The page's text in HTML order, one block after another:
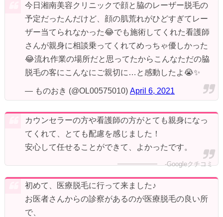
今日湘南美容クリニックで顔と脇のレーザー脱毛の
予定だったんだけど、顔の肌荒れがひどすぎてレー
ザー当てられなかった😂でも施術してくれた看護師
さんが親身に相談乗ってくれてめっちゃ優しかった
😂流れ作業の場所だと思ってたからこんなただの脇
脱毛の客にこんなにご親切に…と感動したよ😭✨
— ものおき (@OL00575010) April 6, 2021
カウンセラーの方や看護師の方がとても親身になっ
てくれて、とても配慮を感じました！
安心して任せることができて、よかったです。
-Googleクチコミ
初めて、医療脱毛に行って来ました♪
お医者さんからの診察があるのが医療脱毛の良い所
で、